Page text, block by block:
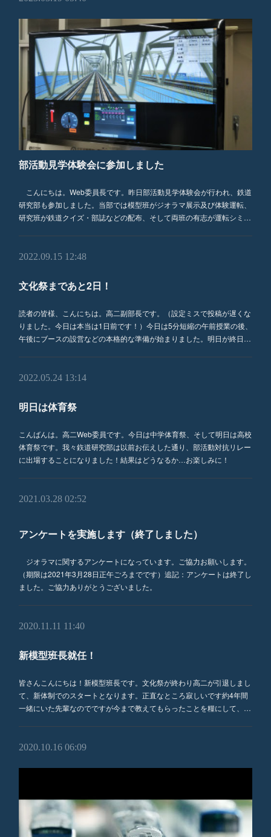
部活動見学体験会に参加しました
こんにちは。Web委員長です。昨日部活動見学体験会が行われ、鉄道
研究部も参加しました。当部では模型班がジオラマ展示及び体験運転、
研究班が鉄道クイズ・部誌などの配布、そして両班の有志が運転シミ…
2022.09.15 12:48
文化祭まであと2日！
読者の皆様、こんにちは。高二副部長です。（設定ミスで投稿が遅くな
りました。今日は本当は1日前です！）今日は5分短縮の午前授業の後、
午後にブースの設営などの本格的な準備が始まりました。明日が終日…
2022.05.24 13:14
明日は体育祭
こんばんは。高二Web委員です。今日は中学体育祭、そして明日は高校
体育祭です。我々鉃道研究部は以前お伝えした通り、部活動対抗リレー
に出場することになりました！結果はどうなるか…お楽しみに！
2021.03.28 02:52
アンケートを実施します（終了しました）
ジオラマに関するアンケートになっています。ご協力お願いします。
（期限は2021年3月28日正午ごろまでです）追記：アンケートは終了し
ました。ご協力ありがとうございました。
2020.11.11 11:40
新模型班長就任！
皆さんこんにちは！新模型班長です。文化祭が終わり高二が引退しまし
て、新体制でのスタートとなります。正直なところ寂しいです約4年間
一緒にいた先輩なのでですが今まで教えてもらったことを糧にして、…
2020.10.16 06:09